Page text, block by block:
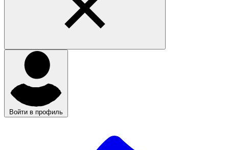
Войти в профиль